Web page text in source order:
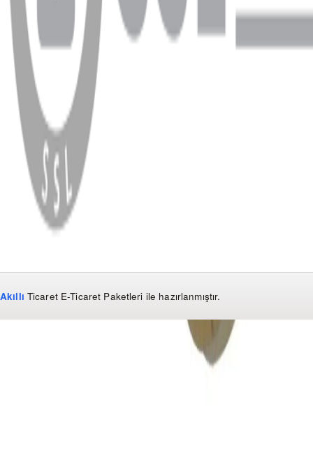
WhatsApp Facebook
Copyright
2026 Dükkan Hifi
Akıllı Ticaret E-Ticaret Paketleri ile hazırlanmıştır.